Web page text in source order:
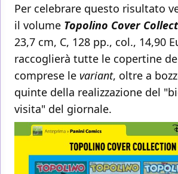
Per celebrare questo risultato
il volume Topolino Cover
23,7 cm, C, 128 pp., col., 14,90
raccoglierà tutte le copertine
comprese le variant, oltre a
quinte della realizzazione del
visita" del giornale.